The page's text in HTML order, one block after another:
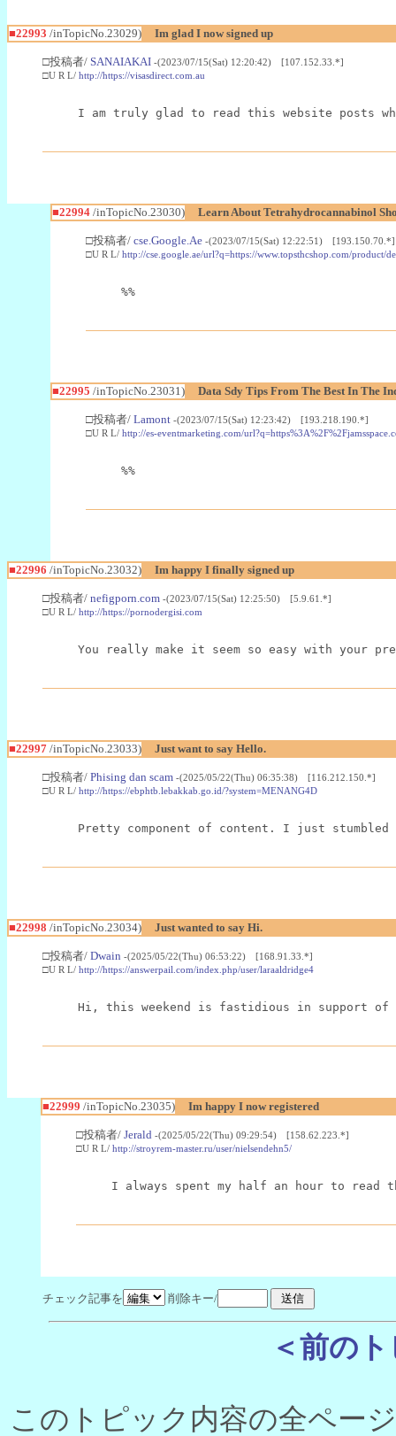
■22993 /inTopicNo.23029) Im glad I now signed up
□投稿者/ SANAIAKAI -(2023/07/15(Sat) 12:20:42) [107.152.33.*]
□U R L/ http://https://visasdirect.com.au
I am truly glad to read this website posts
■22994/inTopicNo.23030) Learn About Tetrahydrocannabinol
□投稿者/ cse.Google.Ae -(2023/07/15(Sat) 12:22:51) [193.150.70.*]
□U R L/ http://cse.google.ae/url?q=https://www.topsthcshop.com/
%%
■22995 /inTopicNo.23031) Data Sdy Tips From The Best In The
□投稿者/ Lamont -(2023/07/15(Sat) 12:23:42) [193.218.190.*]
□U R L/ http://es-eventmarketing.com/
%%
■22996 /inTopicNo.23032) Im happy I finally signed up
□投稿者/ nefigporn.com -(2023/07/15(Sat) 12:25:50) [5.9.61.*]
□U R L/ http://https://pornodergisi.com
You really make it seem so easy with your
■22997 /inTopicNo.23033) Just want to say Hello.
□投稿者/ Phising dan scam -(2025/05/22(Thu) 06:35:38) [116.212.150.*]
□U R L/ http://https://ebphtb.lebakkab.go.id/?system=MENANG4D
Pretty component of content. I just
■22998 /inTopicNo.23034) Just wanted to say Hi.
□投稿者/ Dwain -(2025/05/22(Thu) 06:53:22) [168.91.33.*]
□U R L/ http://https://answerpail.com/index.php/user/laraaldridge4
Hi, this weekend is fastidious in support of
■22999 /inTopicNo.23035) Im happy I now registered
□投稿者/ Jerald -(2025/05/22(Thu) 09:29:54) [158.62.223.*]
□U R L/ http://stroyrem-master.ru/user/nielsendehn5/
I always spent my half an hour to
チェック記事を 削除キー/
＜前の
このトピック内容の全ペー